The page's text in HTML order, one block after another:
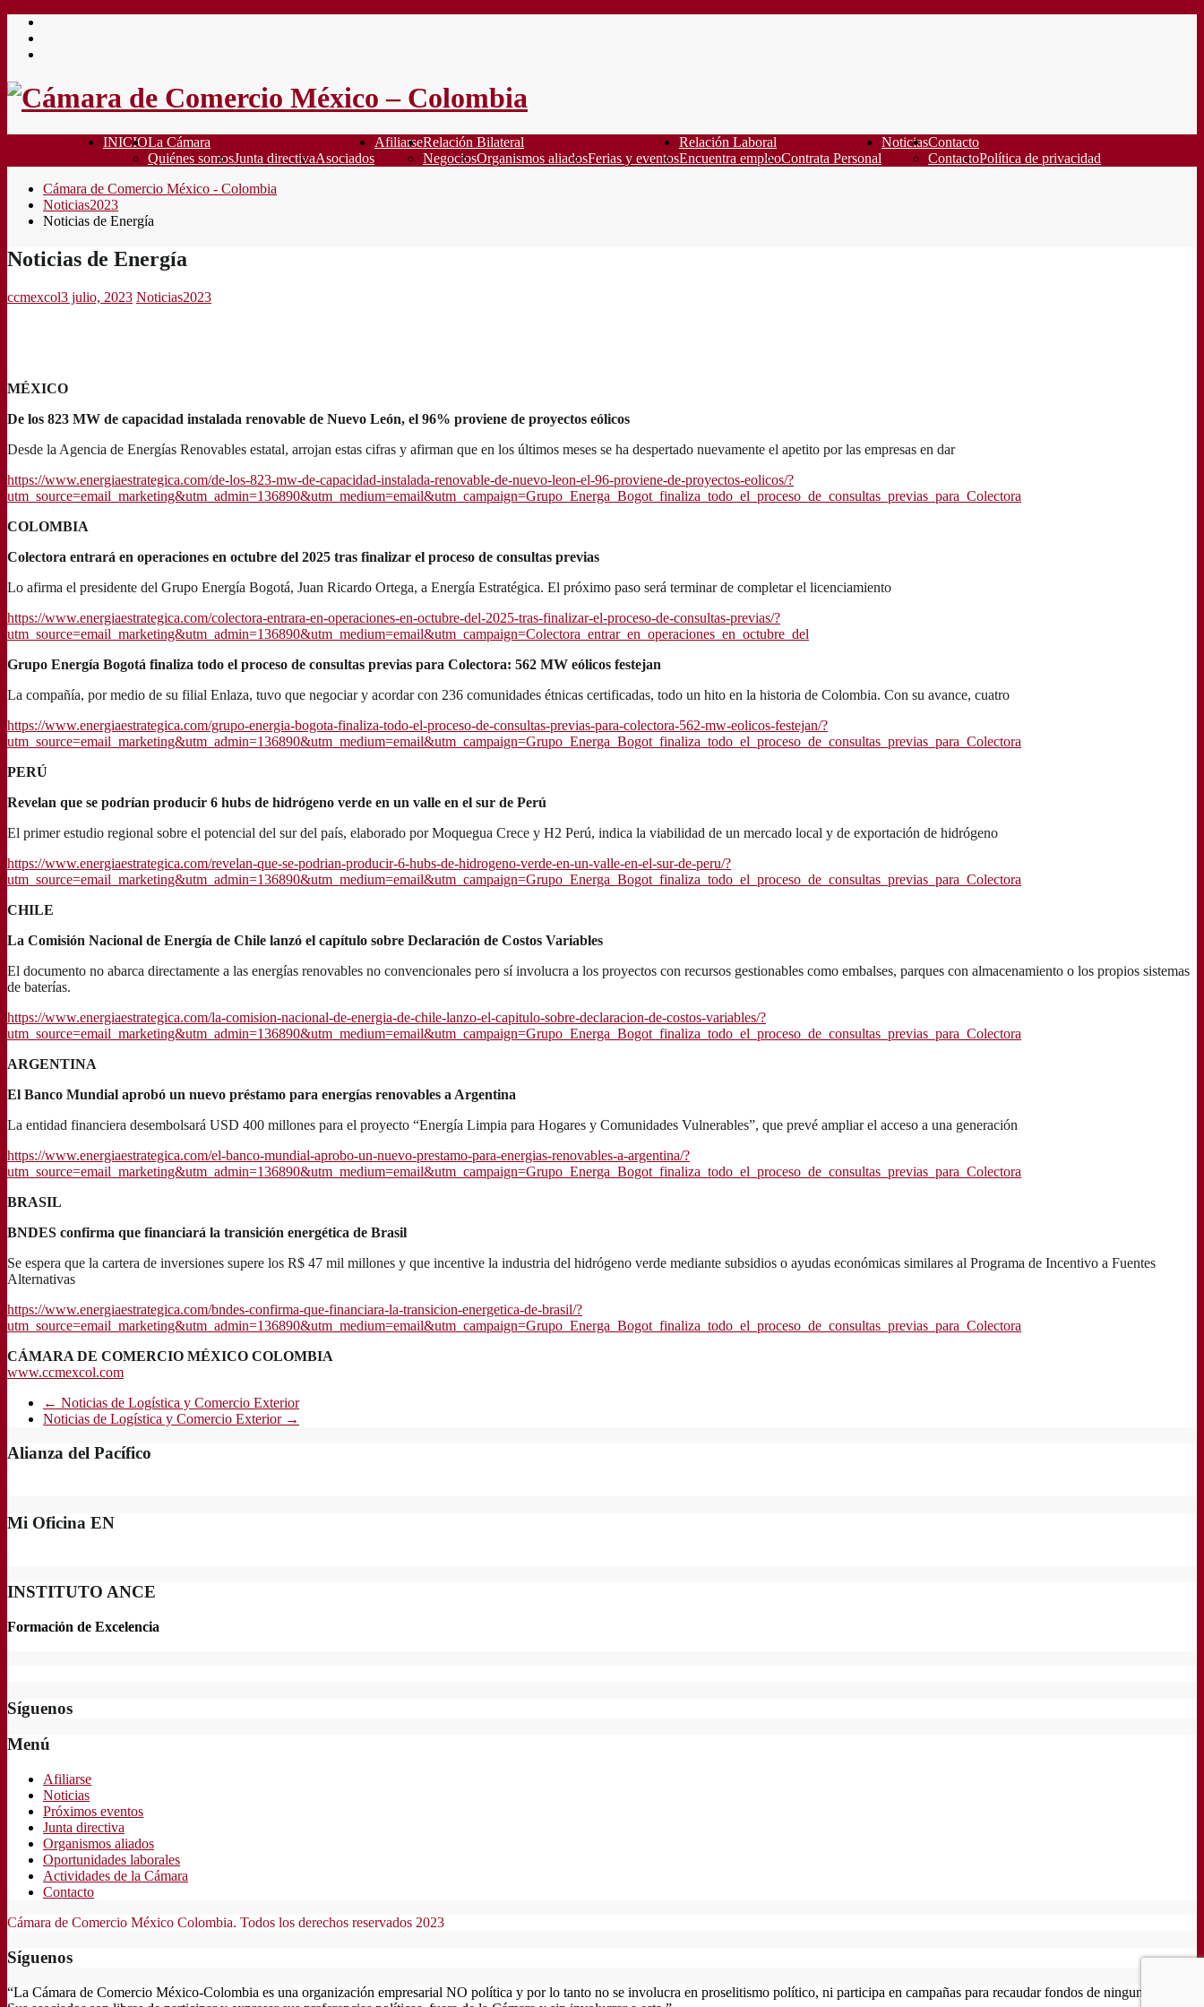
Saltar
contenido
INICIOLa Cámara
Quiénes somosJunta directivaAsociados
AfiliarseRelación Bilateral
NegociosOrganismos aliadosFerias y eventos
Relación Laboral
Encuentra empleoContrata Personal
NoticiasContacto
ContactoPolítica de privacidad
Cámara de Comercio México - Colombia
Noticias2023
Noticias de Energía
Noticias de Energía
ccmexcol3 julio, 2023 Noticias2023
MÉXICO
De los 823 MW de capacidad instalada renovable de Nuevo León, el 96% proviene de proyectos eólicos
Desde la Agencia de Energías Renovables estatal, arrojan estas cifras y afirman que en los últimos meses se ha despertado nuevamente el apetito por las empresas en dar
https://www.energiaestrategica.com/de-los-823-mw-de-capacidad-instalada-renovable-de-nuevo-leon-el-96-proviene-de-proyectos-eolicos/?
utm_source=email_marketing&utm_admin=136890&utm_medium=email&utm_campaign=Grupo_Energa_Bogot_finaliza_todo_el_proceso_de_consultas_previas_para_Colectora
COLOMBIA
Colectora entrará en operaciones en octubre del 2025 tras finalizar el proceso de consultas previas
Lo afirma el presidente del Grupo Energía Bogotá, Juan Ricardo Ortega, a Energía Estratégica. El próximo paso será terminar de completar el licenciamiento
https://www.energiaestrategica.com/colectora-entrara-en-operaciones-en-octubre-del-2025-tras-finalizar-el-proceso-de-consultas-previas/?
utm_source=email_marketing&utm_admin=136890&utm_medium=email&utm_campaign=Colectora_entrar_en_operaciones_en_octubre_del
Grupo Energía Bogotá finaliza todo el proceso de consultas previas para Colectora: 562 MW eólicos festejan
La compañía, por medio de su filial Enlaza, tuvo que negociar y acordar con 236 comunidades étnicas certificadas, todo un hito en la historia de Colombia. Con su avance, cuatro
https://www.energiaestrategica.com/grupo-energia-bogota-finaliza-todo-el-proceso-de-consultas-previas-para-colectora-562-mw-eolicos-festejan/?
utm_source=email_marketing&utm_admin=136890&utm_medium=email&utm_campaign=Grupo_Energa_Bogot_finaliza_todo_el_proceso_de_consultas_previas_para_Colectora
PERÚ
Revelan que se podrían producir 6 hubs de hidrógeno verde en un valle en el sur de Perú
El primer estudio regional sobre el potencial del sur del país, elaborado por Moquegua Crece y H2 Perú, indica la viabilidad de un mercado local y de exportación de hidrógeno
https://www.energiaestrategica.com/revelan-que-se-podrian-producir-6-hubs-de-hidrogeno-verde-en-un-valle-en-el-sur-de-peru/?
utm_source=email_marketing&utm_admin=136890&utm_medium=email&utm_campaign=Grupo_Energa_Bogot_finaliza_todo_el_proceso_de_consultas_previas_para_Colectora
CHILE
La Comisión Nacional de Energía de Chile lanzó el capítulo sobre Declaración de Costos Variables
El documento no abarca directamente a las energías renovables no convencionales pero sí involucra a los proyectos con recursos gestionables como embalses, parques con almacenamiento o los propios sistemas
de baterías.
https://www.energiaestrategica.com/la-comision-nacional-de-energia-de-chile-lanzo-el-capitulo-sobre-declaracion-de-costos-variables/?
utm_source=email_marketing&utm_admin=136890&utm_medium=email&utm_campaign=Grupo_Energa_Bogot_finaliza_todo_el_proceso_de_consultas_previas_para_Colectora
ARGENTINA
El Banco Mundial aprobó un nuevo préstamo para energías renovables a Argentina
La entidad financiera desembolsará USD 400 millones para el proyecto “Energía Limpia para Hogares y Comunidades Vulnerables”, que prevé ampliar el acceso a una generación
https://www.energiaestrategica.com/el-banco-mundial-aprobo-un-nuevo-prestamo-para-energias-renovables-a-argentina/?
utm_source=email_marketing&utm_admin=136890&utm_medium=email&utm_campaign=Grupo_Energa_Bogot_finaliza_todo_el_proceso_de_consultas_previas_para_Colectora
BRASIL
BNDES confirma que financiará la transición energética de Brasil
Se espera que la cartera de inversiones supere los R$ 47 mil millones y que incentive la industria del hidrógeno verde mediante subsidios o ayudas económicas similares al Programa de Incentivo a Fuentes
Alternativas
https://www.energiaestrategica.com/bndes-confirma-que-financiara-la-transicion-energetica-de-brasil/?
utm_source=email_marketing&utm_admin=136890&utm_medium=email&utm_campaign=Grupo_Energa_Bogot_finaliza_todo_el_proceso_de_consultas_previas_para_Colectora
CÁMARA DE COMERCIO MÉXICO COLOMBIA
www.ccmexcol.com
← Noticias de Logística y Comercio Exterior
Noticias de Logística y Comercio Exterior →
Alianza del Pacífico
Mi Oficina EN
INSTITUTO ANCE
Formación de Excelencia
Síguenos
Menú
Afiliarse
Noticias
Próximos eventos
Junta directiva
Organismos aliados
Oportunidades laborales
Actividades de la Cámara
Contacto
Cámara de Comercio México Colombia. Todos los derechos reservados 2023
Síguenos
“La Cámara de Comercio México-Colombia es una organización empresarial NO política y por lo tanto no se involucra en proselitismo político, ni participa en campañas para recaudar fondos de ninguna índole.